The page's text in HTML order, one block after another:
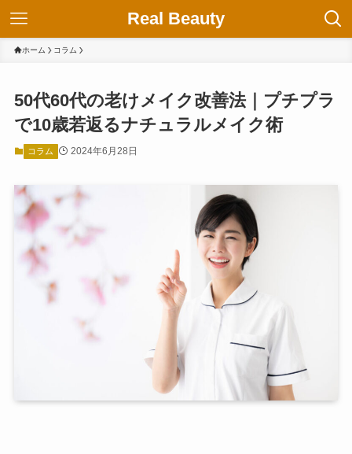
Real Beauty
ホーム コラム
50代60代の老けメイク改善法｜プチプラ
で10歳若返るナチュラルメイク術
コラム 2024年6月28日